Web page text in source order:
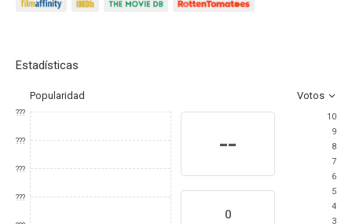
Estadísticas
Popularidad Votos
???
???
???
???
--
0
10
9
8
7
6
5
4
3